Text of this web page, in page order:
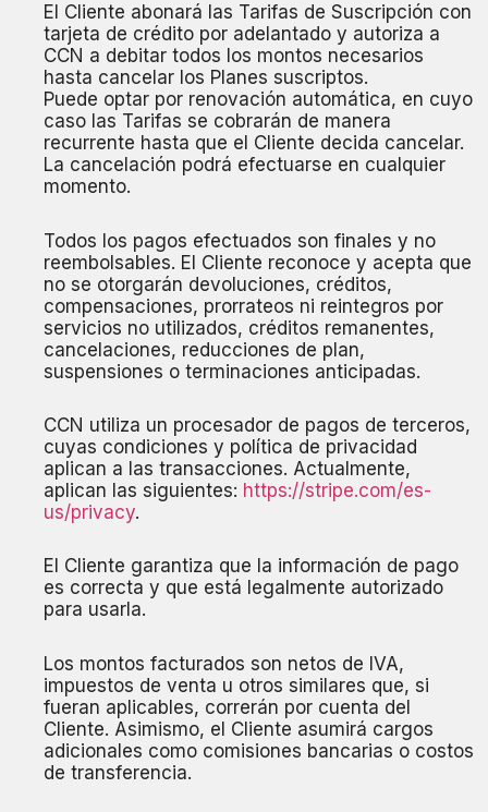
El Cliente abonará las Tarifas de Suscripción con
tarjeta de crédito por adelantado y autoriza a
CCN a debitar todos los montos necesarios
hasta cancelar los Planes suscriptos.
Puede optar por renovación automática, en cuyo
caso las Tarifas se cobrarán de manera
recurrente hasta que el Cliente decida cancelar.
La cancelación podrá efectuarse en cualquier
momento.
Todos los pagos efectuados son finales y no
reembolsables. El Cliente reconoce y acepta que
no se otorgarán devoluciones, créditos,
compensaciones, prorrateos ni reintegros por
servicios no utilizados, créditos remanentes,
cancelaciones, reducciones de plan,
suspensiones o terminaciones anticipadas.
CCN utiliza un procesador de pagos de terceros,
cuyas condiciones y política de privacidad
aplican a las transacciones. Actualmente,
aplican las siguientes: https://stripe.com/es-
us/privacy.
El Cliente garantiza que la información de pago
es correcta y que está legalmente autorizado
para usarla.
Los montos facturados son netos de IVA,
impuestos de venta u otros similares que, si
fueran aplicables, correrán por cuenta del
Cliente. Asimismo, el Cliente asumirá cargos
adicionales como comisiones bancarias o costos
de transferencia.